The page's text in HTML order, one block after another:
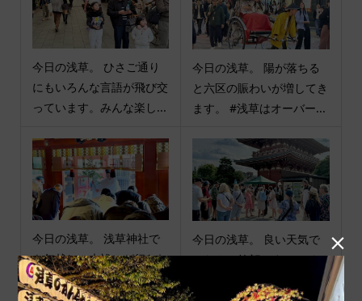
今日の浅草。 ひさご通り
にもいろんな言語が飛び交
っています。みんな楽し...
今日の浅草。 陽が落ちる
と六区の賑わいが増してき
ます。 #浅草はオーバー...
今日の浅草。 浅草神社で
も年越しの大祓いが行われ
ました。100人を超える...
今日の浅草。 良い天気で
みなさん笑顔です。 マナ
ーのいい方が多くて嬉し...
